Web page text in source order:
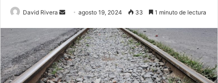
David Rivera
Send
email
agosto 19, 2024 33 1 minuto de lectura